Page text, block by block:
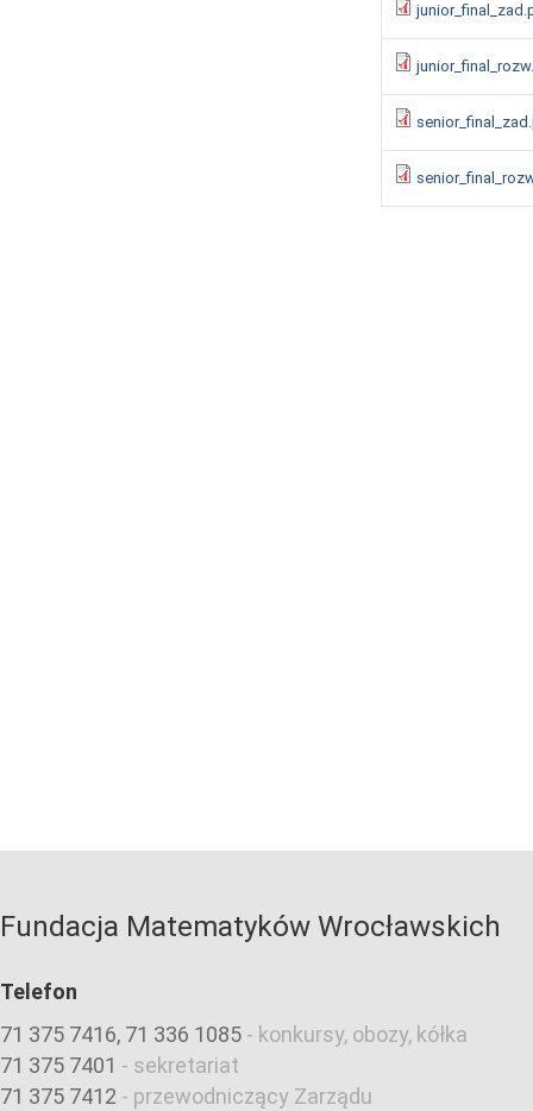
Fundacja Matematyków Wrocławskich
Telefon
71 375 7416, 71 336 1085 - konkursy, obozy, kółka
71 375 7401 - sekretariat
71 375 7412 - przewodniczący Zarządu